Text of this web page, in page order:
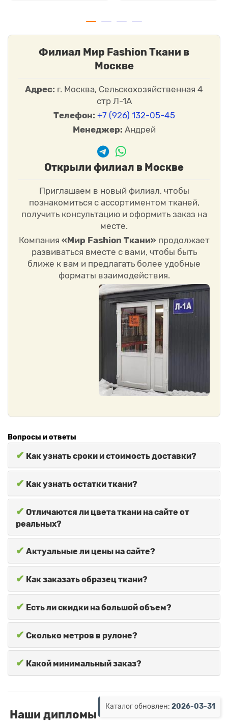
Филиал Мир Fashion Ткани в
Москве
Адрес: г. Москва, Сельскохозяйственная 4
стр Л-1А
Телефон: +7 (926) 132-05-45
Менеджер: Андрей
Открыли филиал в Москве
Приглашаем в новый филиал, чтобы
познакомиться с ассортиментом тканей,
получить консультацию и оформить заказ на
месте.
Компания «Мир Fashion Ткани» продолжает
развиваться вместе с вами, чтобы быть
ближе к вам и предлагать более удобные
форматы взаимодействия.
Вопросы и ответы
✔ Как узнать сроки и стоимость доставки?
✔ Как узнать остатки ткани?
✔ Отличаются ли цвета ткани на сайте от
реальных?
✔ Актуальные ли цены на сайте?
✔ Как заказать образец ткани?
✔ Есть ли скидки на большой объем?
✔ Сколько метров в рулоне?
✔ Какой минимальный заказ?
Каталог обновлен: 2026-03-31
Наши дипломы